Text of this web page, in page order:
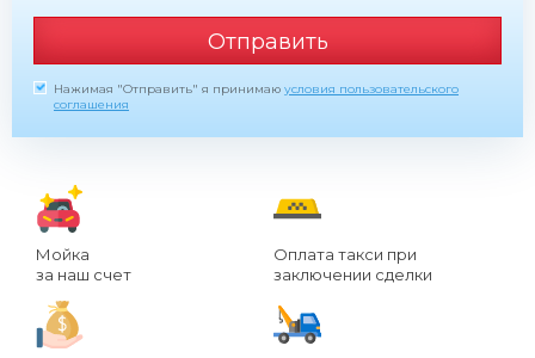
Отправить
Нажимая "Отправить" я принимаю условия пользовательского
соглашения
Мойка
за наш счет
Оплата такси при
заключении сделки